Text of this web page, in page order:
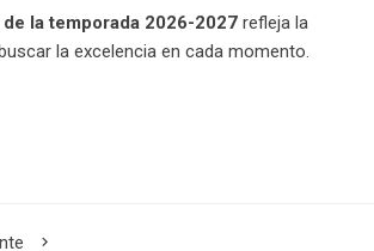
la temporada 2026-2027 refleja la
la excelencia en cada momento.